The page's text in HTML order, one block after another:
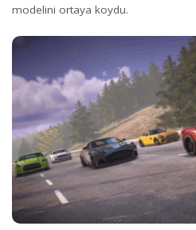
modelini ortaya koydu.